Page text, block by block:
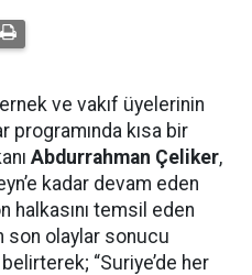
ve vakıf üyelerinin
programında kısa bir
Abdurrahman Çeliker,
kadar devam eden
halkasını temsil eden
son olaylar sonucu
“Suriye’de her